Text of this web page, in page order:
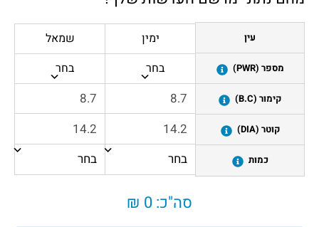
עין
מספר (PWR)
קימור (B.C)
קוטר (DIA)
כמות
ימין
בחר
שמאל
בחר
סה"כ:0 ₪